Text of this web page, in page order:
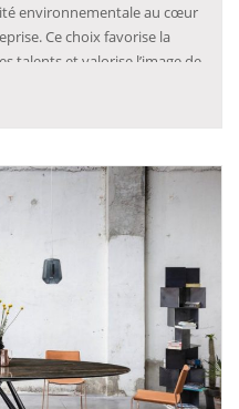
environnementale au cœur
Ce choix favorise la
talents et valorise l’image de
alternatives durables pour